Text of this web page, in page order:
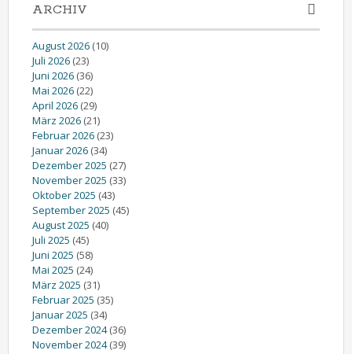
ARCHIV
August 2026 (10)
Juli 2026 (23)
Juni 2026 (36)
Mai 2026 (22)
April 2026 (29)
März 2026 (21)
Februar 2026 (23)
Januar 2026 (34)
Dezember 2025 (27)
November 2025 (33)
Oktober 2025 (43)
September 2025 (45)
August 2025 (40)
Juli 2025 (45)
Juni 2025 (58)
Mai 2025 (24)
März 2025 (31)
Februar 2025 (35)
Januar 2025 (34)
Dezember 2024(36)
November 2024(39)